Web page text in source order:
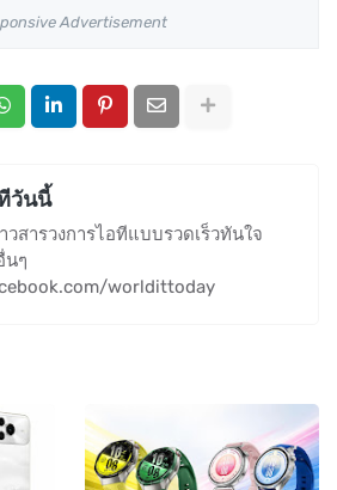
Advertisement
วันนี้
วสารวงการไอทีแบบรวดเร็วทันใจ
นๆ
worldittoday